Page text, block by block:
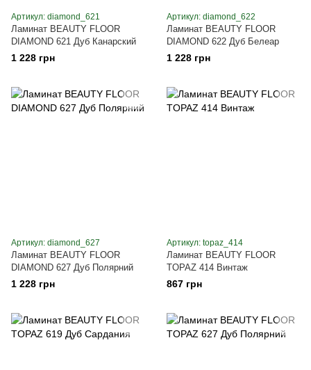
Артикул: diamond_621
Ламинат BEAUTY FLOOR
DIAMOND 621 Дуб Канарский
1 228 грн
Артикул: diamond_622
Ламинат BEAUTY FLOOR
DIAMOND 622 Дуб Белеар
1 228 грн
Артикул: diamond_627
Ламинат BEAUTY FLOOR
DIAMOND 627 Дуб Полярний
1 228 грн
Артикул: topaz_414
Ламинат BEAUTY FLOOR
TOPAZ 414 Винтаж
867 грн